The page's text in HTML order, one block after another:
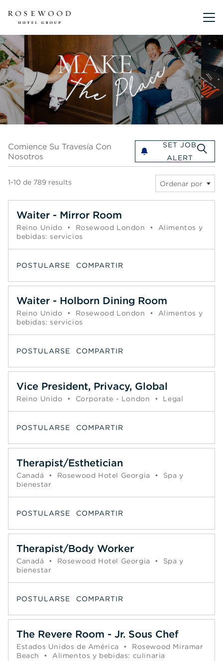
Menú
Comience Su Travesía Con
Nosotros
SET JOB
ALERT
1-10 de 789 results Ordenar por
Waiter - Mirror Room
Reino Unido • Rosewood London •
Alimentos y
bebidas: servicios
POSTULARSE COMPARTIR
Waiter - Holborn Dining Room
Reino Unido • Rosewood London •
Alimentos y
bebidas: servicios
POSTULARSE COMPARTIR
Vice President, Privacy, Global
Reino Unido • Corporate - London • Legal
POSTULARSE COMPARTIR
Therapist/Esthetician
Canadá • Rosewood Hotel Georgia •
Spa y
bienestar
POSTULARSE COMPARTIR
Therapist/Body Worker
Canadá • Rosewood Hotel Georgia •
Spa y
bienestar
POSTULARSE COMPARTIR
The Revere Room - Jr. Sous Chef
Estados Unidos de América •
Rosewood Miramar
Beach
• Alimentos y bebidas: culinaria